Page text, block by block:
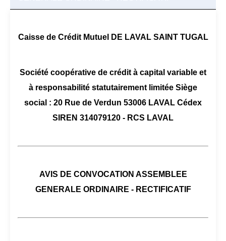
Caisse de Crédit Mutuel DE LAVAL SAINT TUGAL
Société coopérative de crédit à capital variable et
à responsabilité statutairement limitée Siège
social : 20 Rue de Verdun 53006 LAVAL Cédex
SIREN 314079120 - RCS LAVAL
AVIS DE CONVOCATION ASSEMBLEE
GENERALE ORDINAIRE - RECTIFICATIF